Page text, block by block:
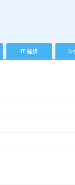
IT 経済 ス